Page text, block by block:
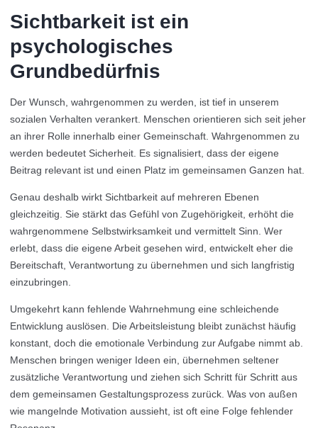
Sichtbarkeit ist ein
psychologisches
Grundbedürfnis
Der Wunsch, wahrgenommen zu werden, ist tief in unserem
sozialen Verhalten verankert. Menschen orientieren sich seit jeher
an ihrer Rolle innerhalb einer Gemeinschaft. Wahrgenommen zu
werden bedeutet Sicherheit. Es signalisiert, dass der eigene
Beitrag relevant ist und einen Platz im gemeinsamen Ganzen hat.
Genau deshalb wirkt Sichtbarkeit auf mehreren Ebenen
gleichzeitig. Sie stärkt das Gefühl von Zugehörigkeit, erhöht die
wahrgenommene Selbstwirksamkeit und vermittelt Sinn. Wer
erlebt, dass die eigene Arbeit gesehen wird, entwickelt eher die
Bereitschaft, Verantwortung zu übernehmen und sich langfristig
einzubringen.
Umgekehrt kann fehlende Wahrnehmung eine schleichende
Entwicklung auslösen. Die Arbeitsleistung bleibt zunächst häufig
konstant, doch die emotionale Verbindung zur Aufgabe nimmt ab.
Menschen bringen weniger Ideen ein, übernehmen seltener
zusätzliche Verantwortung und ziehen sich Schritt für Schritt aus
dem gemeinsamen Gestaltungsprozess zurück. Was von außen
wie mangelnde Motivation aussieht, ist oft eine Folge fehlender